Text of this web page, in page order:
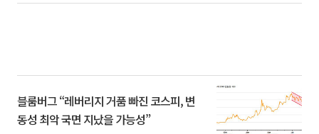
블룸버그 “레버리지 거품 빠진 코스피, 변
동성 최악 국면 지났을 가능성”